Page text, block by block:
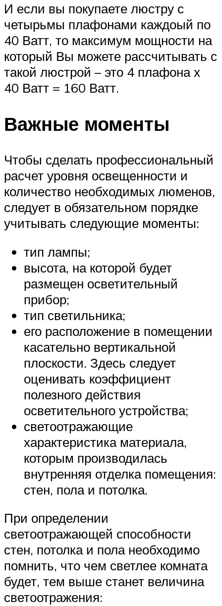
И если вы покупаете люстру с
четырьмы плафонами каждоый по
40 Ватт, то максимум мощности на
который Вы можете рассчитывать с
такой люстрой – это 4 плафона х
40 Ватт = 160 Ватт.
Важные моменты
Чтобы сделать профессиональный
расчет уровня освещенности и
количество необходимых люменов,
следует в обязательном порядке
учитывать следующие моменты:
тип лампы;
высота, на которой будет
размещен осветительный
прибор;
тип светильника;
его расположение в помещении
касательно вертикальной
плоскости. Здесь следует
оценивать коэффициент
полезного действия
осветительного устройства;
светоотражающие
характеристика материала,
которым производилась
внутренняя отделка помещения:
стен, пола и потолка.
При определении
светоотражающей способности
стен, потолка и пола необходимо
помнить, что чем светлее комната
будет, тем выше станет величина
светоотражения: